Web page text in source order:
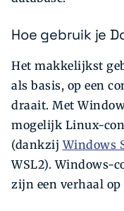
Hoe gebruik je
Het makkelijkst
als basis, op een
draait. Met
mogelijk Linux-
(dankzijWindows
WSL2). Windows-
zijn een verhaal op